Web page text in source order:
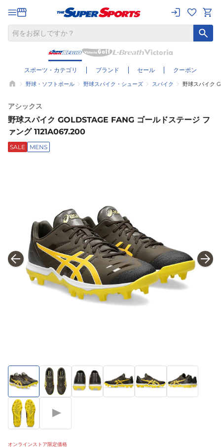
スポーツ・カテゴリ ブランド セール クーポン
野球・ソフトボール 野球スパイク・シューズ スパイク 野球スパイク
アシックス
野球スパイク GOLDSTAGE FANG ゴールドステージ フ
ァング 1121A067.200
SALE MENS
オンラインストア限定価格